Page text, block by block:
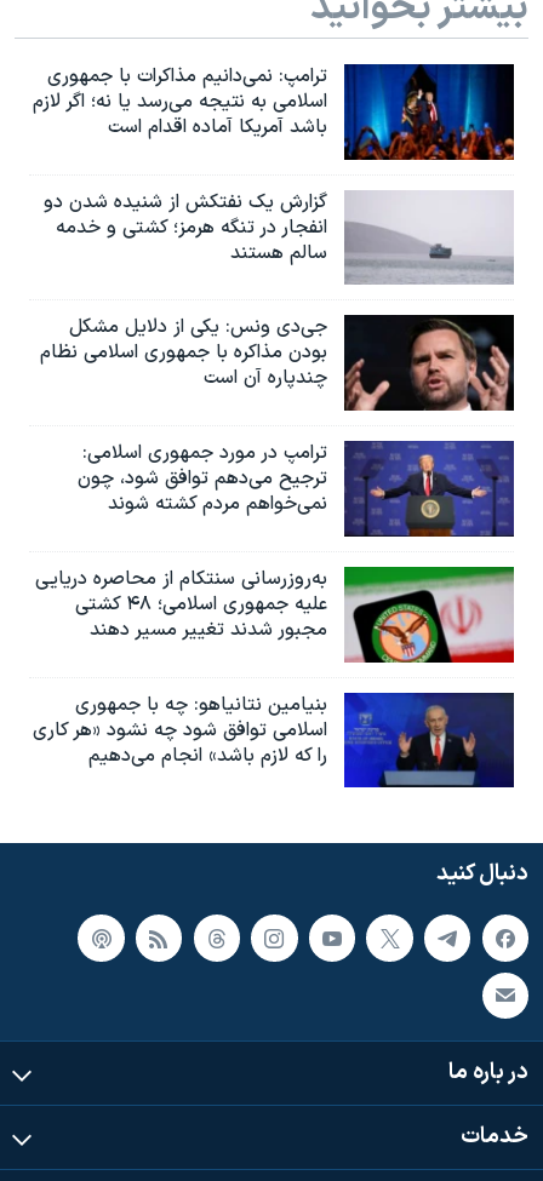
ترامپ: نمی‌دانیم مذاکرات با جمهوری
اسلامی به نتیجه می‌رسد یا نه؛ اگر لازم
باشد آمریکا آماده اقدام است
گزارش یک نفتکش از شنیده شدن دو
انفجار در تنگه هرمز؛ کشتی و خدمه
سالم هستند
جی‌دی ونس: یکی از دلایل مشکل
بودن مذاکره با جمهوری اسلامی نظام
چندپاره آن است
ترامپ در مورد جمهوری اسلامی:
ترجیح می‌دهم توافق شود، چون
نمی‌خواهم مردم کشته شوند
به‌روزرسانی سنتکام از محاصره دریایی
علیه جمهوری اسلامی؛ ۴۸ کشتی
مجبور شدند تغییر مسیر دهند
بنیامین نتانیاهو: چه با جمهوری
اسلامی توافق شود چه نشود «هر کاری
را که لازم باشد» انجام می‌دهیم
دنبال کنید
در باره ما
خدمات